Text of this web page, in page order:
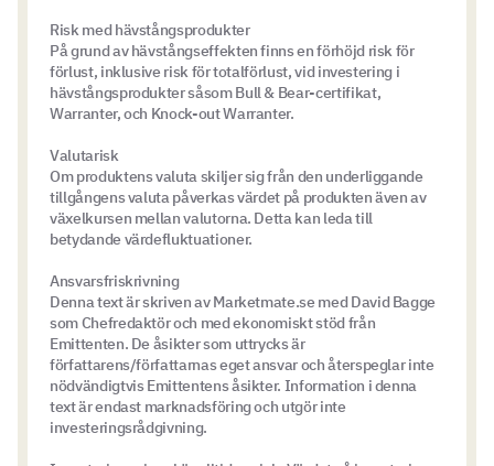
Risk med hävstångsprodukter
På grund av hävstångseffekten finns en förhöjd risk för
förlust, inklusive risk för totalförlust, vid investering i
hävstångsprodukter såsom Bull & Bear-certifikat,
Warranter, och Knock-out Warranter.
Valutarisk
Om produktens valuta skiljer sig från den underliggande
tillgångens valuta påverkas värdet på produkten även av
växelkursen mellan valutorna. Detta kan leda till
betydande värdefluktuationer.
Ansvarsfriskrivning
Denna text är skriven av Marketmate.se med David Bagge
som Chefredaktör och med ekonomiskt stöd från
Emittenten. De åsikter som uttrycks är
författarens/författarnas eget ansvar och återspeglar inte
nödvändigtvis Emittentens åsikter. Information i denna
text är endast marknadsföring och utgör inte
investeringsrådgivning.